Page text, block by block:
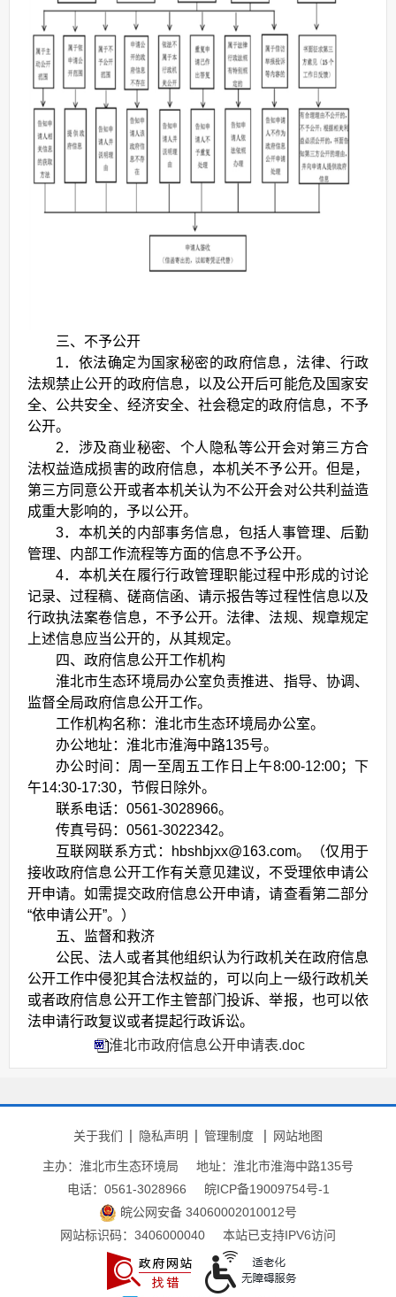
三、不予公开
1．依法确定为国家秘密的政府信息，法律、行政
法规禁止公开的政府信息，以及公开后可能危及国家安
全、公共安全、经济安全、社会稳定的政府信息，不予
公开。
2．涉及商业秘密、个人隐私等公开会对第三方合
法权益造成损害的政府信息，本机关不予公开。但是，
第三方同意公开或者本机关认为不公开会对公共利益造
成重大影响的，予以公开。
3．本机关的内部事务信息，包括人事管理、后勤
管理、内部工作流程等方面的信息不予公开。
4．本机关在履行行政管理职能过程中形成的讨论
记录、过程稿、磋商信函、请示报告等过程性信息以及
行政执法案卷信息，不予公开。法律、法规、规章规定
上述信息应当公开的，从其规定。
四、政府信息公开工作机构
淮北市生态环境局办公室负责推进、指导、协调、
监督全局政府信息公开工作。
工作机构名称：淮北市生态环境局办公室。
办公地址：淮北市淮海中路135号。
办公时间：周一至周五工作日上午8:00-12:00；下
午14:30-17:30，节假日除外。
联系电话：0561-3028966。
传真号码：0561-3022342。
互联网联系方式：hbshbjxx@163.com。（仅用于
接收政府信息公开工作有关意见建议，不受理依申请公
开申请。如需提交政府信息公开申请，请查看第二部分
“依申请公开”。）
五、监督和救济
公民、法人或者其他组织认为行政机关在政府信息
公开工作中侵犯其合法权益的，可以向上一级行政机关
或者政府信息公开工作主管部门投诉、举报，也可以依
法申请行政复议或者提起行政诉讼。
淮北市政府信息公开申请表.doc
关于我们 隐私声明 管理制度 网站地图
主办：淮北市生态环境局
地址：淮北市淮海中路135号
电话：0561-3028966
皖ICP备19009754号-1
皖公网安备 34060002010012号
网站标识码：3406000040
本站已支持IPV6访问